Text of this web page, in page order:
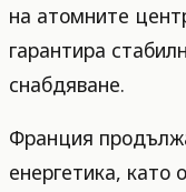
на атомните
гарантира
снабдяване.
Франция
енергетика, като